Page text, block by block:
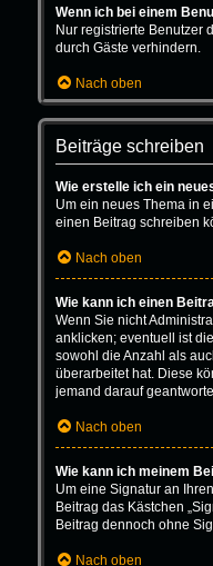
Wenn ich bei einem
Nur registrierte Benutzer
durch Gäste verhindern.
Nach oben
Beiträge schreiben
Wie erstelle ich ein
Um ein neues Thema in
einen Beitrag schreiben
Nach oben
Wie kann ich einen
Wenn Sie nicht
anklicken; eventuell ist
sowohl die Anzahl als
überarbeitet hat. Diese
jemand darauf
Nach oben
Wie kann ich meinem
Um eine Signatur an
Beitrag das Kästchen
Beitrag dennoch ohne
Nach oben